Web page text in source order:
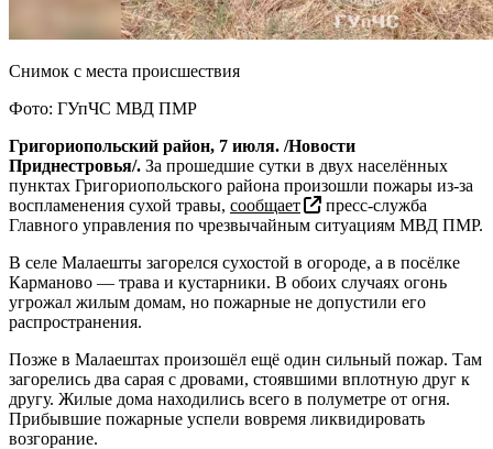
Снимок с места происшествия
Фото: ГУпЧС МВД ПМР
Григориопольский район, 7 июля. /Новости
Приднестровья/. За прошедшие сутки в двух населённых
пунктах Григориопольского района произошли пожары из-за
воспламенения сухой травы, сообщает
пресс-служба
Главного управления по чрезвычайным ситуациям МВД ПМР.
В селе Малаешты загорелся сухостой в огороде, а в посёлке
Карманово — трава и кустарники. В обоих случаях огонь
угрожал жилым домам, но пожарные не допустили его
распространения.
Позже в Малаештах произошёл ещё один сильный пожар. Там
загорелись два сарая с дровами, стоявшими вплотную друг к
другу. Жилые дома находились всего в полуметре от огня.
Прибывшие пожарные успели вовремя ликвидировать
возгорание.